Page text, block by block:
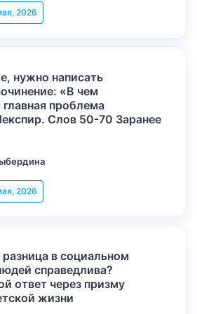
2026
нужно написать
«В чем
проблема
Слов 50-70 Заранее
2026
разница в социальном
справедлива?
ответ через призму
жизни